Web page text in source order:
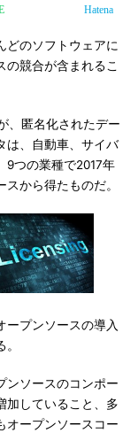
Hatena
のソフトウェアに
の競合が含まれるこ
匿名化されたデー
は、自動車、サイバ
9つの業種で2017年
から得たものだ。
ープンソースの導入
ンソースのコンポー
加していること、多
オープンソースコー